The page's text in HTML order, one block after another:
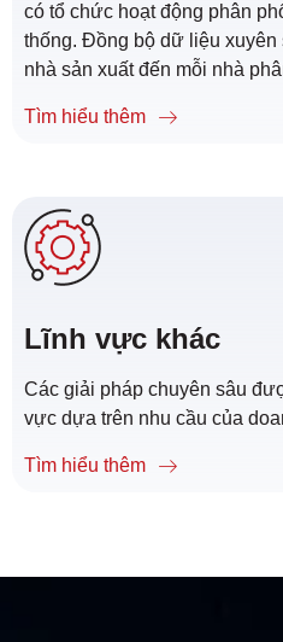
có tổ chức hoạt động phân
thống. Đồng bộ dữ liệu
nhà sản xuất đến mỗi nhà
Tìm hiểu thêm
Lĩnh vực khác
Các giải pháp chuyên sâu
vực dựa trên nhu cầu của
Tìm hiểu thêm